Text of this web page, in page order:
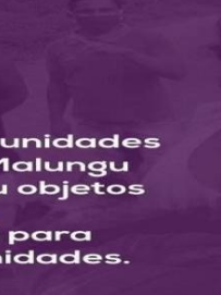
19.
por tela.
covid-19